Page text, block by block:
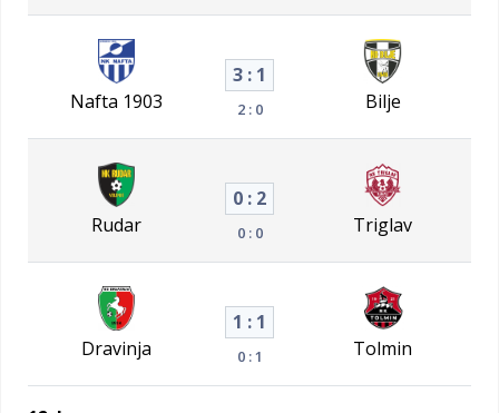
Nafta 1903
3 : 1
2 : 0 Bilje
Rudar
0 : 2
0 : 0 Triglav
Dravinja
1 : 1
0 : 1 Tolmin